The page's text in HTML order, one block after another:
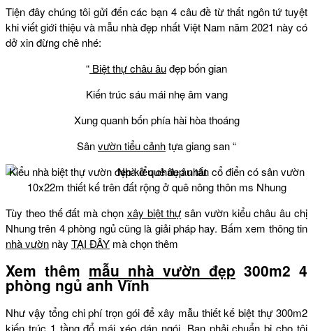
Tiện đây chúng tôi gửi đến các bạn 4 câu đề từ thất ngôn tứ tuyệt
khi viết giới thiệu và mẫu nhà đẹp nhất Việt Nam năm 2021 này có
dở xin đừng chê nhé:
“ Biệt thự châu âuđẹp bốn gian
Kiến trúc sáu mái nhẹ âm vang
Xung quanh bốn phía hài hòa thoáng
Sânvườn tiểu cảnhtựa giang san “
Kiểu nhà biệt thự vườn đẹp kiểu châu âu tân cổ điển có sân vườn
10x22m thiết kế trên đất rộng ở quê nông thôn ms Nhung
Tùy theo thế đất mà chọn xây biệt thự sân vườn kiểu châu âu chị
Nhung trên 4 phòng ngủ cũng là giải pháp hay. Bấm xem thông tin
nhà vườn này TẠI ĐÂY mà chọn thêm
Xem thêm mẫu nhà vườn đẹp 300m2 4
phòng ngủ anh Vĩnh
Như vậy tổng chi phí trọn gói để xây mẫu thiết kế biệt thự 300m2
kiến trúc 1 tầng đổ mái xéo dán ngói. Bạn phải chuẩn bị cho tôi